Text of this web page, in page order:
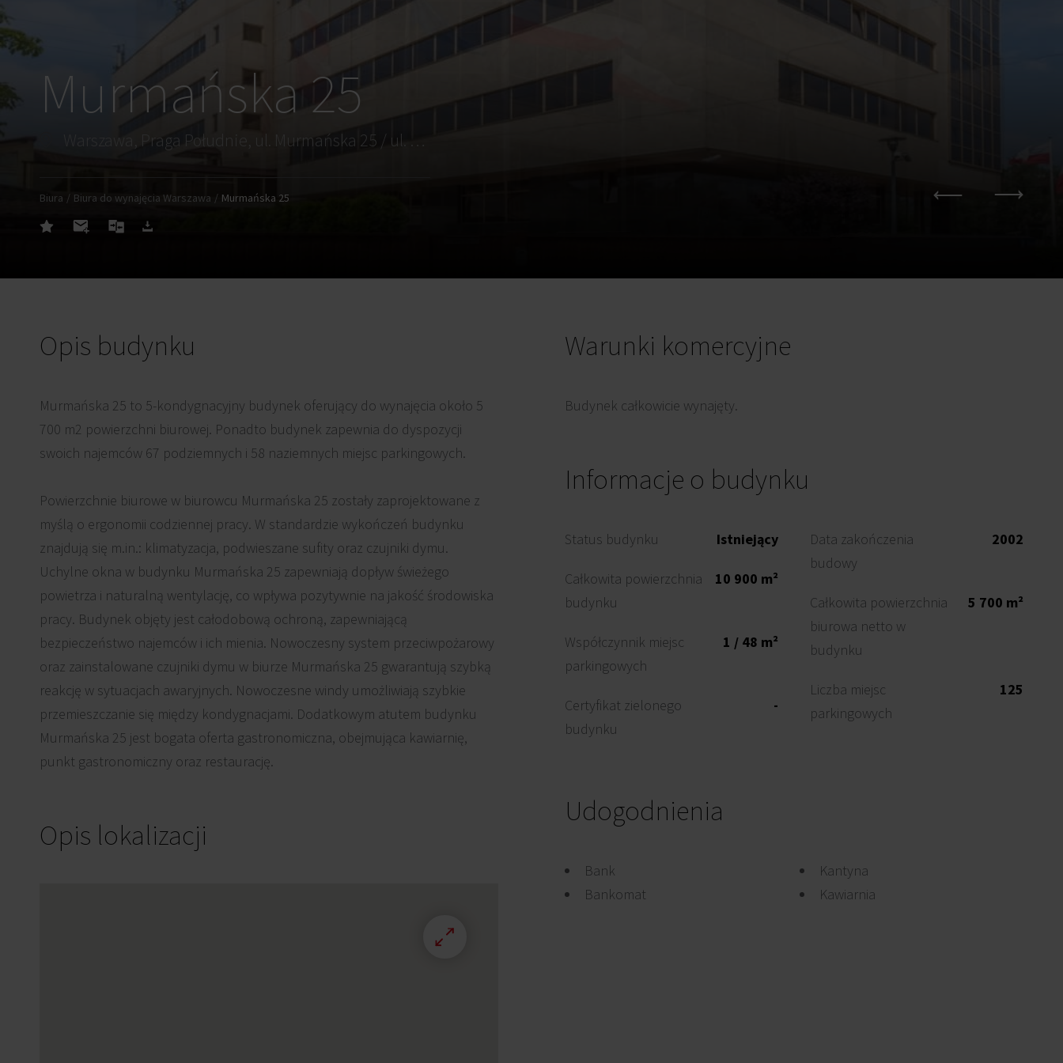
Murmańska 25
Warszawa, Praga Południe, ul. Murmańska 25 / ul. Jordanowska 12
Biura Biura do wynajęcia Warszawa Murmańska 25
Opis budynku
Murmańska 25 to 5-kondygnacyjny budynek oferujący do wynajęcia około 5
700 m2 powierzchni biurowej. Ponadto budynek zapewnia do dyspozycji
swoich najemców 67 podziemnych i 58 naziemnych miejsc parkingowych.
Powierzchnie biurowe w biurowcu Murmańska 25 zostały zaprojektowane z
myślą o ergonomii codziennej pracy. W standardzie wykończeń budynku
znajdują się m.in.: klimatyzacja, podwieszane sufity oraz czujniki dymu.
Uchylne okna w budynku Murmańska 25 zapewniają dopływ świeżego
powietrza i naturalną wentylację, co wpływa pozytywnie na jakość środowiska
pracy. Budynek objęty jest całodobową ochroną, zapewniającą
bezpieczeństwo najemców i ich mienia. Nowoczesny system przeciwpożarowy
oraz zainstalowane czujniki dymu w biurze Murmańska 25 gwarantują szybką
reakcję w sytuacjach awaryjnych. Nowoczesne windy umożliwiają szybkie
przemieszczanie się między kondygnacjami. Dodatkowym atutem budynku
Murmańska 25 jest bogata oferta gastronomiczna, obejmująca kawiarnię,
punkt gastronomiczny oraz restaurację.
Opis lokalizacji
Warunki komercyjne
Budynek całkowicie wynajęty.
Informacje o budynku
Status budynku Istniejący
Całkowita powierzchnia
budynku
10 900 m²
Współczynnik miejsc
parkingowych
1 / 48 m²
Certyfikat zielonego
budynku
-
Data zakończenia
budowy
2002
Całkowita powierzchnia
biurowa netto w
budynku
5 700 m²
Liczba miejsc
parkingowych
125
Udogodnienia
Bank
Bankomat
Kantyna
Kawiarnia